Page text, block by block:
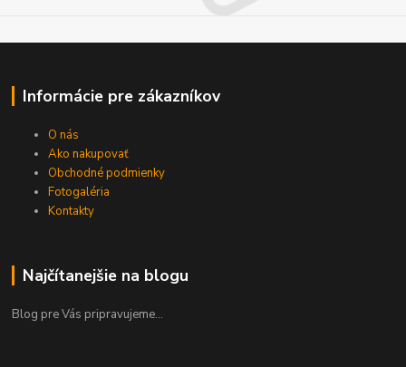
Informácie pre zákazníkov
O nás
Ako nakupovať
Obchodné podmienky
Fotogaléria
Kontakty
Najčítanejšie na blogu
Blog pre Vás pripravujeme...